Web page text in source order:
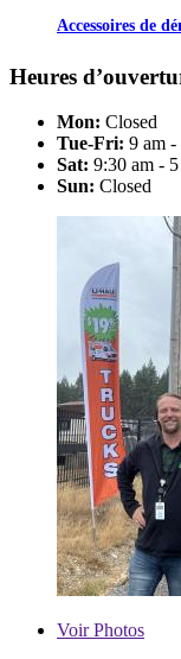
Accessoires de
Heures
Mon: Closed
Tue-Fri: 9 am -
Sat: 9:30 am -
Sun: Closed
VoirPhotos